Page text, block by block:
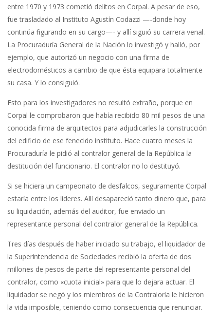
entre 1970 y 1973 cometió delitos en Corpal. A pesar de eso,
fue trasladado al Instituto Agustín Codazzi —-donde hoy
continúa figurando en su cargo—- y allí siguió su carrera venal.
La Procuraduría General de la Nación lo investigó y halló, por
ejemplo, que autorizó un negocio con una firma de
electrodomésticos a cambio de que ésta equipara totalmente
su casa. Y lo consiguió.
Esto para los investigadores no resultó extraño, porque en
Corpal le comprobaron que había recibido 80 mil pesos de una
conocida firma de arquitectos para adjudicarles la construcción
del edificio de ese fenecido instituto. Hace cuatro meses la
Procuraduría le pidió al contralor general de la República la
destitución del funcionario. El contralor no lo destituyó.
Si se hiciera un campeonato de desfalcos, seguramente Corpal
estaría entre los líderes. Allí desapareció tanto dinero que, para
su liquidación, además del auditor, fue enviado un
representante personal del contralor general de la República.
Tres días después de haber iniciado su trabajo, el liquidador de
la Superintendencia de Sociedades recibió la oferta de dos
millones de pesos de parte del representante personal del
contralor, como «cuota inicial» para que lo dejara actuar. El
liquidador se negó y los miembros de la Contraloría le hicieron
la vida imposible, teniendo como consecuencia que renunciar.